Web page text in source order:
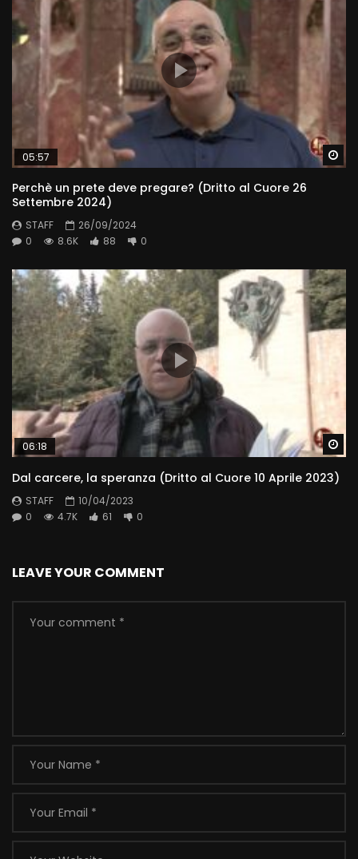
05:57
Perchè un prete deve pregare? (Dritto al Cuore 26
Settembre 2024)
STAFF
26/09/2024
0
8.6K 88 0
06:18
Dal carcere, la speranza (Dritto al Cuore 10 Aprile 2023)
STAFF
10/04/2023
0
4.7K 61 0
LEAVE YOUR COMMENT